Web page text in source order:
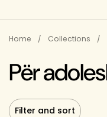
Home / Collections /
Për
Filter and sort